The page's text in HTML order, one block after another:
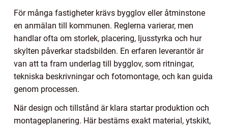
För många fastigheter krävs bygglov eller åtminstone
en anmälan till kommunen. Reglerna varierar, men
handlar ofta om storlek, placering, ljusstyrka och hur
skylten påverkar stadsbilden. En erfaren leverantör är
van att ta fram underlag till bygglov, som ritningar,
tekniska beskrivningar och fotomontage, och kan guida
genom processen.
När design och tillstånd är klara startar produktion och
montageplanering. Här bestäms exakt material, ytskikt,